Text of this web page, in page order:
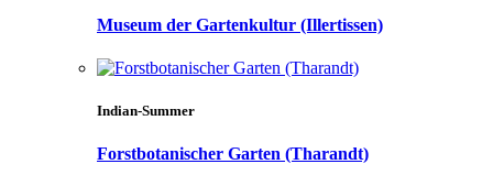
Museum der Gartenkultur (Illertissen)
Indian-Summer
Forstbotanischer Garten (Tharandt)